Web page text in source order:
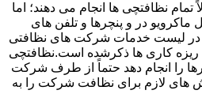
نظافتچی ها انجام می دهند؛ اما
ماکرویو در و پنچرها و تلفن های
در لیست خدمات شرکت های نظافتی
کاری ها ذکرشده است.نظافتچی
را انجام دهد حتماً از طرف شرکت
های لازم برای نظافت شرکت را به